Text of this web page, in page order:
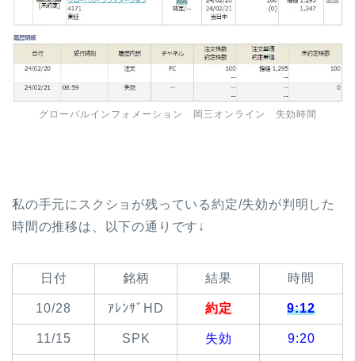
グローバルインフォメーション 岡三オンライン 失効時間
私の手元にスクショが残っている約定/失効が判明した
時間の推移は、以下の通りです↓
日付 銘柄 結果 時間
10/28 ｱﾚﾝｻﾞHD 約定 9:12
11/15 SPK 失効 9:20